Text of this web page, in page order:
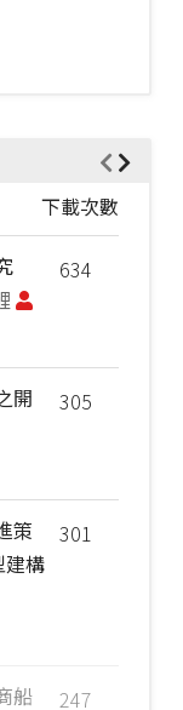
下載次數
634
305
開
301
策
建構
247
船